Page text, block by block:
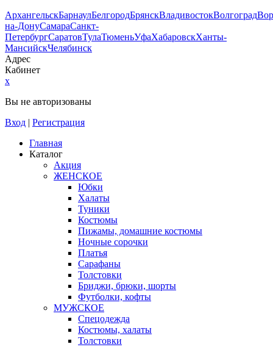
АрхангельскБарнаулБелгородБрянскВладивостокВолгоград
на-ДонуСамараСанкт-
ПетербургСаратовТулаТюменьУфаХабаровскХанты-
МансийскЧелябинск
Адрес
Кабинет
x
Вы не авторизованы
Вход | Регистрация
Главная
Каталог
Акция
ЖЕНСКОЕ
Юбки
Халаты
Туники
Костюмы
Пижамы, домашние костюмы
Ночные сорочки
Платья
Сарафаны
Толстовки
Бриджи, брюки, шорты
Футболки, кофты
МУЖСКОЕ
Спецодежда
Костюмы, халаты
Толстовки